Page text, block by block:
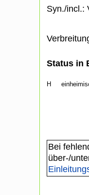
Syn./incl.:
Status in
H
Bei
über-/